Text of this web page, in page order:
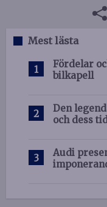
Mest lästa
Fördelar
bilkapell
Den
och dess
Audi